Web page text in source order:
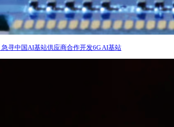
寻中国AI基站供应商合作开发6G AI基站